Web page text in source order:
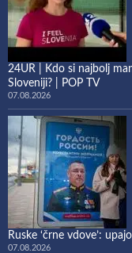
24UR | Kdo si najbolj
Sloveniji? | POP TV
07.08.2026
Ruske ‘črne vdove’:
07.08.2026